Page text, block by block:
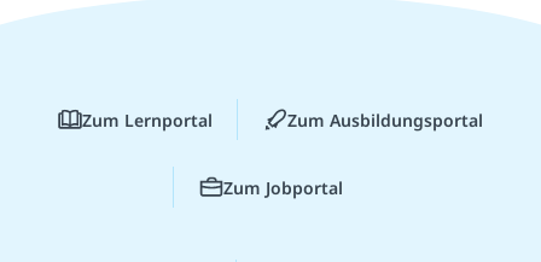
Zum Lernportal Zum Ausbildungsportal
Zum Jobportal